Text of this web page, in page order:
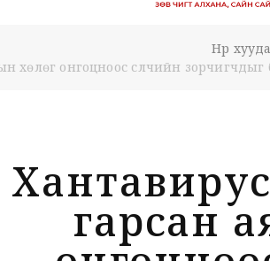
Нүүр
хөлөг онгоцноос сүүлчийн
гарсан